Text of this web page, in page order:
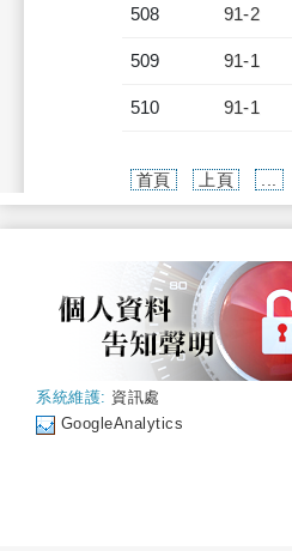
508 91-2
509 91-1
510 91-1
首頁 上頁
系統維護: 資訊處
GoogleAnalytics